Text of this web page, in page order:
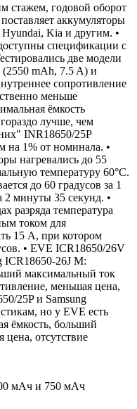
стажем, годовой оборот
аккумуляторы
Kia и другим. •
спецификации с
две модели
mAh, 7.5 A) и
сопротивление
меньше
ёмкость
лучше, чем
INR18650/25P
на 1% от номинала. •
нагревались до 55
температуру 60°C.
до 60 градусов за 1
2 минуты 35 секунд. •
разряда температура
током для
15 А, при котором
• EVE ICR18650/26V
ICR18650-26J M:
максимальный ток
меньшая цена,
25P и Samsung
но у EVE есть
ёмкость, больший
цена, отсутствие